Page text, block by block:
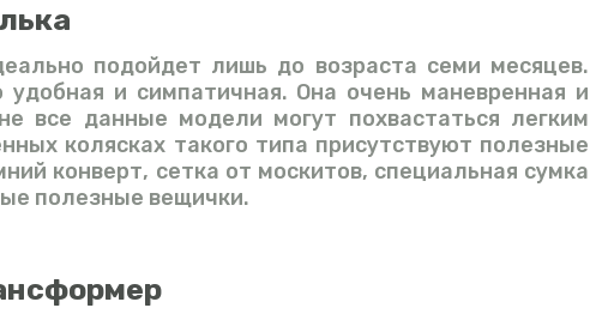
подойдет лишь до возраста семи месяцев.
удобная и симпатичная. Она очень маневренная и
все данные модели могут похвастаться легким
колясках такого типа присутствуют полезные
конверт, сетка от москитов, специальная сумка
полезные вещички.